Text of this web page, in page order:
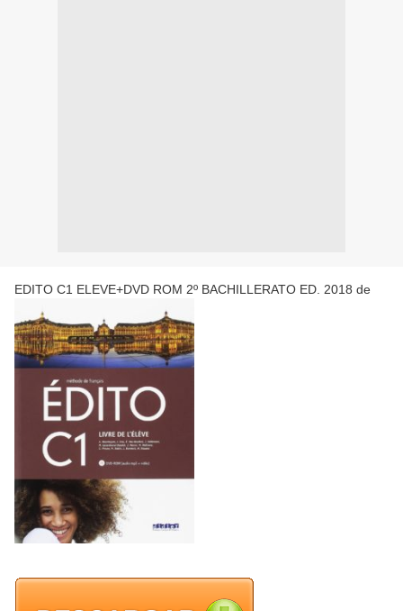
EDITO C1 ELEVE+DVD ROM 2º BACHILLERATO ED. 2018 de